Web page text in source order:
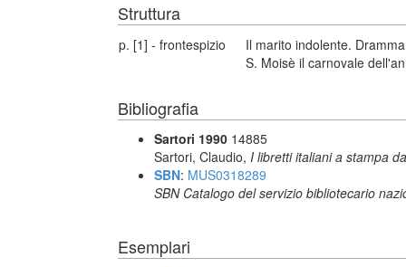
Struttura
p. [1] - frontespizio
Il marito indolente.
S. Moisè il carnovale
Bibliografia
Sartori 1990 14885
Sartori, Claudio, I libretti italiani a stampa
SBN: MUS0318289
SBN Catalogo del servizio bibliotecario
Esemplari